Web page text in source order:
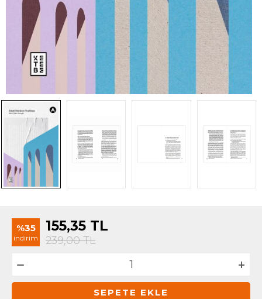
%35
indirim
155,35 TL
239,00TL
SEPETE EKLE